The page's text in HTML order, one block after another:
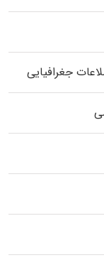
جغرافیایی